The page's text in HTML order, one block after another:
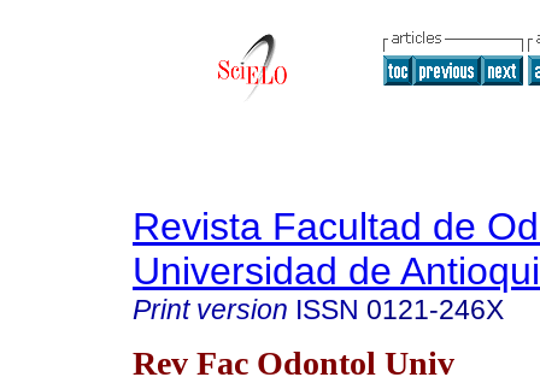
Revista Facultad de
Universidad de
Print version ISSN 0121-246X
Rev Fac Odontol Univ